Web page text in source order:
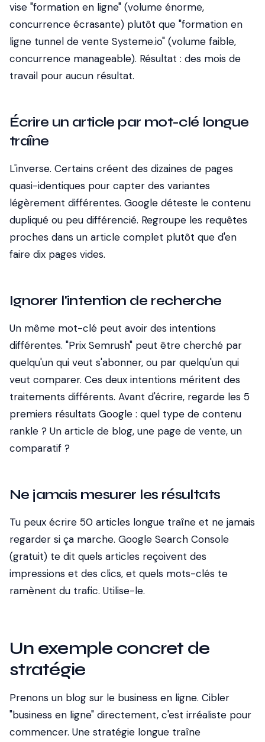
vise "formation en ligne" (volume énorme,
concurrence écrasante) plutôt que "formation en
ligne tunnel de vente Systeme.io" (volume faible,
concurrence manageable). Résultat : des mois de
travail pour aucun résultat.
Écrire un article par mot-clé longue
traîne
L'inverse. Certains créent des dizaines de pages
quasi-identiques pour capter des variantes
légèrement différentes. Google déteste le contenu
dupliqué ou peu différencié. Regroupe les requêtes
proches dans un article complet plutôt que d'en
faire dix pages vides.
Ignorer l'intention de recherche
Un même mot-clé peut avoir des intentions
différentes. "Prix Semrush" peut être cherché par
quelqu'un qui veut s'abonner, ou par quelqu'un qui
veut comparer. Ces deux intentions méritent des
traitements différents. Avant d'écrire, regarde les 5
premiers résultats Google : quel type de contenu
rankle ? Un article de blog, une page de vente, un
comparatif ?
Ne jamais mesurer les résultats
Tu peux écrire 50 articles longue traîne et ne jamais
regarder si ça marche. Google Search Console
(gratuit) te dit quels articles reçoivent des
impressions et des clics, et quels mots-clés te
ramènent du trafic. Utilise-le.
Un exemple concret de
stratégie
Prenons un blog sur le business en ligne. Cibler
"business en ligne" directement, c'est irréaliste pour
commencer. Une stratégie longue traîne